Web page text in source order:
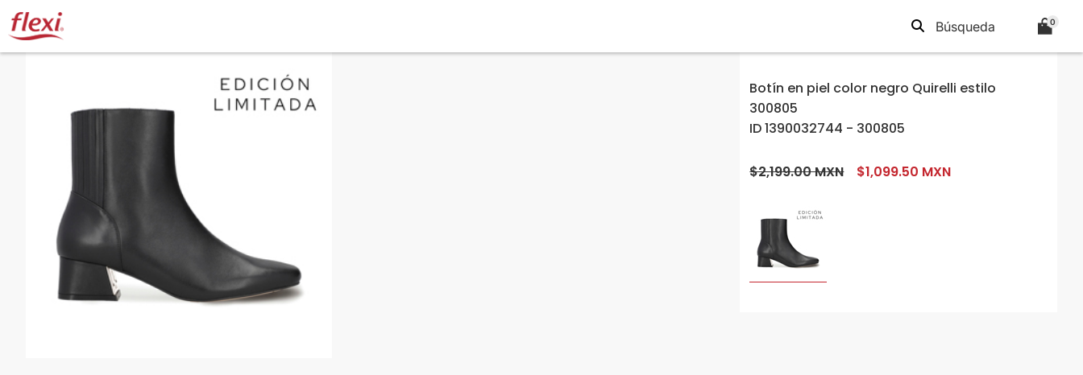
0
Botín en piel color negro Quirelli estilo
300805
ID 1390032744 - 300805
$2,199.00 MXN $1,099.50 MXN